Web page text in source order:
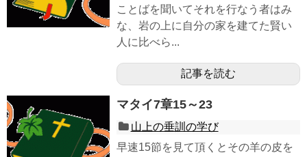
ことばを聞いてそれを行なう者はみ
な、岩の上に自分の家を建てた賢い
人に比べら...
記事を読む
マタイ7章15～23
山上の垂訓の学び
早速15節を見て頂くとその羊の皮を